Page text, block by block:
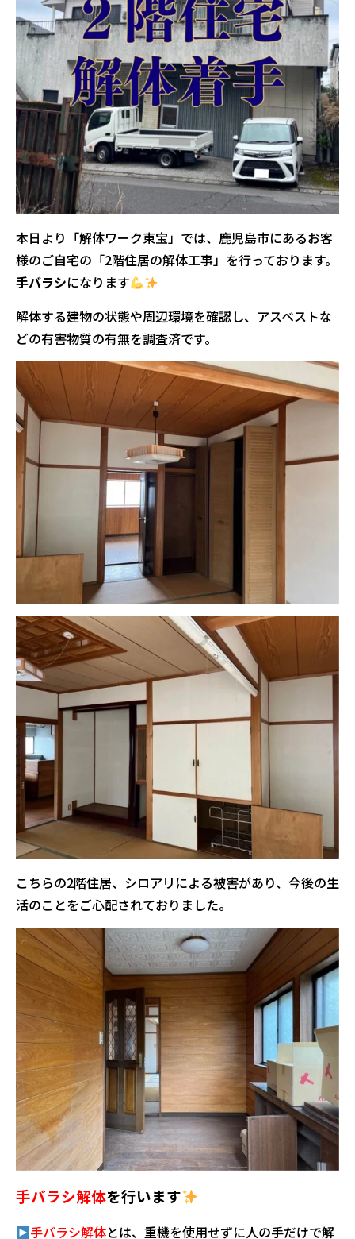
本日より「解体ワーク東宝」では、鹿児島市にあるお客
様のご自宅の「2階住居の解体工事」を行っております。
手バラシになります
解体する建物の状態や周辺環境を確認し、アスベストな
どの有害物質の有無を調査済です。
こちらの2階住居、シロアリによる被害があり、今後の生
活のことをご心配されておりました。
手バラシ解体を行います
手バラシ解体とは、重機を使用せずに人の手だけで解